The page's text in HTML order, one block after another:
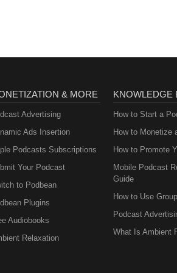
& MORE
Advertising
Ads Insertion
Podcasts Subscriptions
Your Podcast
to Podbean
Plugins
Audiobooks
Relaxation
KNOWLEDGE
How to Start a
How to Monetize
How to Promote
Mobile Podcast
Guide
How to Use
Podcast
What Is Ambient